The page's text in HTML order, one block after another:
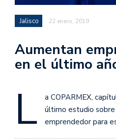
Jalisco 22 enero, 2019
Aumentan
en el último
L
a COPARMEX,
último estudio
emprendedor para